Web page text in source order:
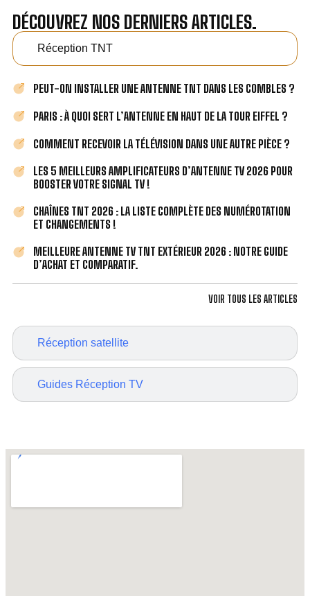
DÉCOUVREZ NOS DERNIERS ARTICLES.
Réception TNT
Réception satellite
Guides Réception TV
PEUT-ON INSTALLER UNE ANTENNE TNT DANS LES COMBLES ?
PARIS : À QUOI SERT L’ANTENNE EN HAUT DE LA TOUR EIFFEL ?
COMMENT RECEVOIR LA TÉLÉVISION DANS UNE AUTRE PIÈCE ?
LES 5 MEILLEURS AMPLIFICATEURS D’ANTENNE TV 2026 POUR
BOOSTER VOTRE SIGNAL TV !
CHAÎNES TNT 2026 : LA LISTE COMPLÈTE DES NUMÉROTATION
ET CHANGEMENTS !
MEILLEURE ANTENNE TV TNT EXTÉRIEUR 2026 : NOTRE GUIDE
D’ACHAT ET COMPARATIF.
VOIR TOUS LES ARTICLES